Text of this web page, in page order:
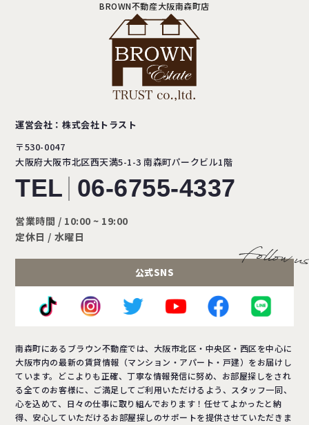
BROWN不動産大阪南森町店
運営会社：株式会社トラスト
〒530-0047
大阪府大阪市北区西天満5-1-3南森町パークビル1階
TEL 06-6755-4337
営業時間 / 10:00 ~ 19:00
定休日 / 水曜日
公式SNS
南森町にあるブラウン不動産では、大阪市北区・中央区・西区を中心に
大阪市内の最新の賃貸情報（マンション・アパート・戸建）をお届けし
ています。どこよりも正確、丁寧な情報発信に努め、お部屋探しをされ
る全てのお客様に、ご満足してご利用いただけるよう、スタッフ一同、
心を込めて、日々の仕事に取り組んでおります！任せてよかったと納
得、安心していただけるお部屋探しのサポートを提供させていただきま